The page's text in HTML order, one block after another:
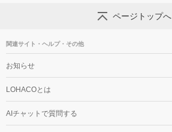
ページトップへ
関連サイト・ヘルプ・その他
お知らせ
LOHACOとは
AIチャットで質問する